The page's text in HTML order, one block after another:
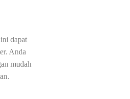
dapat
Anda
mudah